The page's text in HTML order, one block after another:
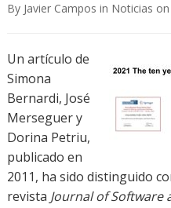
By Javier Campos in Noticias on
Un artículo de
Simona
Bernardi, José
Merseguer y
Dorina Petriu,
publicado en
2011, ha sido distinguido
revista Journal of Software